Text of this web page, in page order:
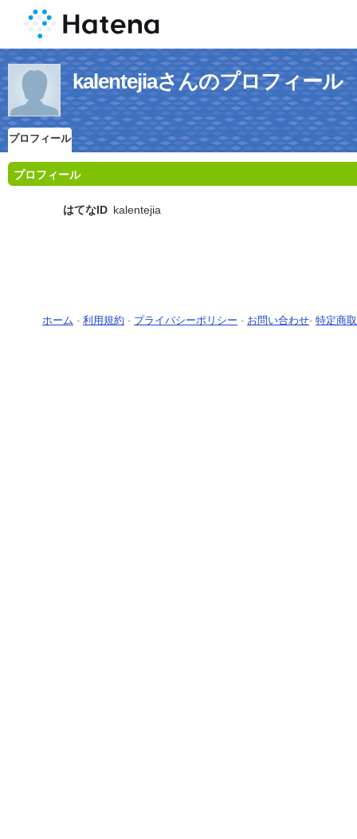
kalentejiaさんのプロフィール
プロフィール
プロフィール
はてなID kalentejia
ホーム - 利用規約 - プライバシーポリシー - お問い合わせ- 特定商